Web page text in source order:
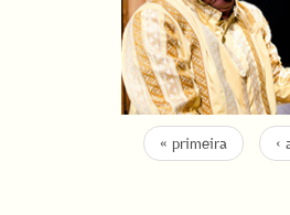
« primeira ‹